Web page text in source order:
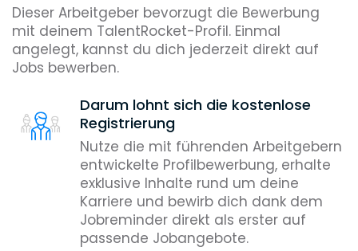
Dieser Arbeitgeber bevorzugt die Bewerbung
mit deinem TalentRocket-Profil. Einmal
angelegt, kannst du dich jederzeit direkt auf
Jobs bewerben.
Darum lohnt sich die kostenlose
Registrierung
Nutze die mit führenden Arbeitgebern
entwickelte Profilbewerbung, erhalte
exklusive Inhalte rund um deine
Karriere und bewirb dich dank dem
Jobreminder direkt als erster auf
passende Jobangebote.